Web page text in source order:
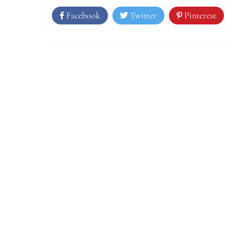
Facebook Twitter Pinterest